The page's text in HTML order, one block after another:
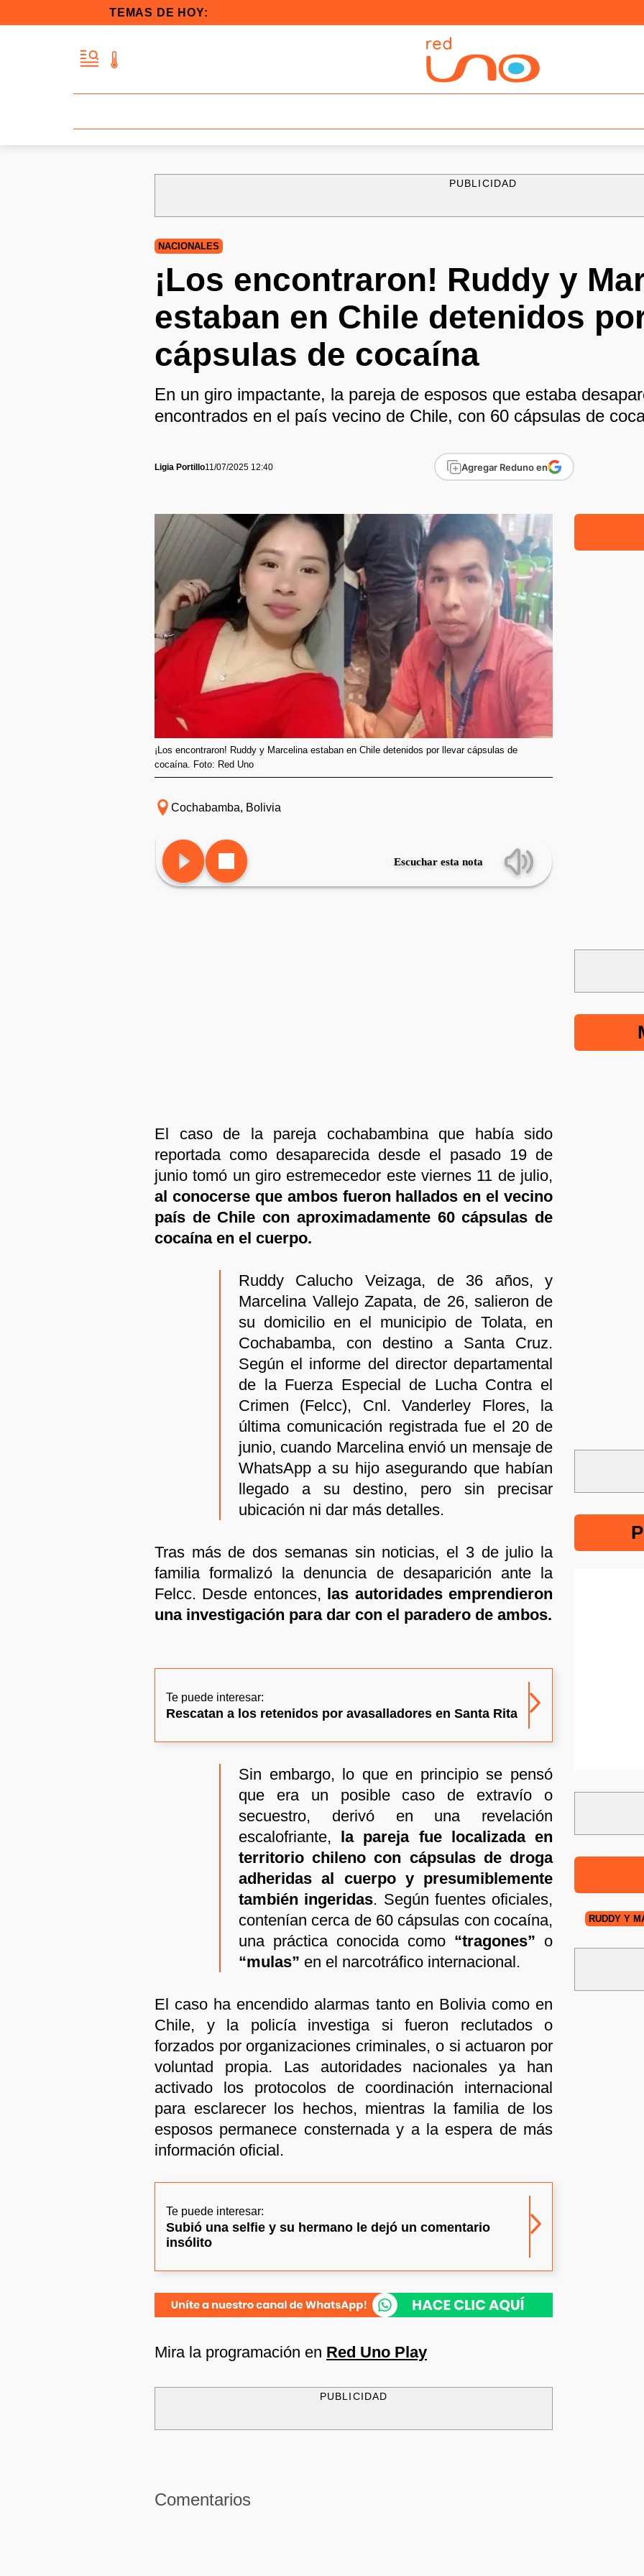
TEMAS DE HOY:
PUBLICIDAD
NACIONALES
¡Los encontraron! Ruddy y
estaban en Chile detenidos
cápsulas de cocaína
En un giro impactante, la pareja de esposos que estaba
encontrados en el país vecino de Chile, con 60 cápsulas de
Ligia Portillo11/07/2025 12:40 Agregar Reduno en
¡Los encontraron! Ruddy y Marcelina estaban en Chile detenidos por llevar cápsulas de
cocaína. Foto: Red Uno
Cochabamba, Bolivia
Escuchar esta nota
El caso de la pareja cochabambina que había sido
reportada como desaparecida desde el pasado 19 de
junio tomó un giro estremecedor este viernes 11 de julio,
al conocerse que ambos fueron hallados en el vecino
país de Chile con aproximadamente 60 cápsulas de
cocaína en el cuerpo.
Ruddy Calucho Veizaga, de 36 años, y
Marcelina Vallejo Zapata, de 26, salieron de
su domicilio en el municipio de Tolata, en
Cochabamba, con destino a Santa Cruz.
Según el informe del director departamental
de la Fuerza Especial de Lucha Contra el
Crimen (Felcc), Cnl. Vanderley Flores, la
última comunicación registrada fue el 20 de
junio, cuando Marcelina envió un mensaje de
WhatsApp a su hijo asegurando que habían
llegado a su destino, pero sin precisar
ubicación ni dar más detalles.
Tras más de dos semanas sin noticias, el 3 de julio la
familia formalizó la denuncia de desaparición ante la
Felcc. Desde entonces, las autoridades emprendieron
una investigación para dar con el paradero de ambos.
Te puede interesar:
Rescatan a los retenidos por avasalladores en Santa Rita
Sin embargo, lo que en principio se pensó
que era un posible caso de extravío o
secuestro, derivó en una revelación
escalofriante, la pareja fue localizada en
territorio chileno con cápsulas de droga
adheridas al cuerpo y presumiblemente
también ingeridas. Según fuentes oficiales,
contenían cerca de 60 cápsulas con cocaína,
una práctica conocida como “tragones” o
“mulas” en el narcotráfico internacional.
El caso ha encendido alarmas tanto en Bolivia como en
Chile, y la policía investiga si fueron reclutados o
forzados por organizaciones criminales, o si actuaron por
voluntad propia. Las autoridades nacionales ya han
activado los protocolos de coordinación internacional
para esclarecer los hechos, mientras la familia de los
esposos permanece consternada y a la espera de más
información oficial.
Te puede interesar:
Subió una selfie y su hermano le dejó un comentario
insólito
Mira la programación en Red Uno Play
PUBLICIDAD
Comentarios
RUDDY Y